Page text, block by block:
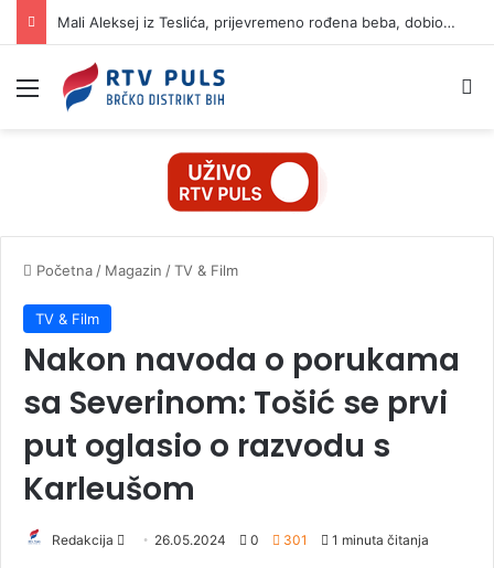
Mali Aleksej iz Teslića, prijevremeno rođena beba, dobio životnu bitku na UKC-u Srpske
Izbornik
Početna / Magazin /TV & Film
TV & Film
Nakon navoda o porukama
sa Severinom: Tošić se prvi
put oglasio o razvodu s
Karleušom
Redakcija 26.05.2024 0 301 1 minuta čitanja